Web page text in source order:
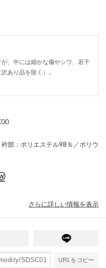
、中には細かな傷やシワ、若干
あり品を除く）。
：ポリエステル98％／ポリウ
さらに詳しい情報を表示
URLをコピー